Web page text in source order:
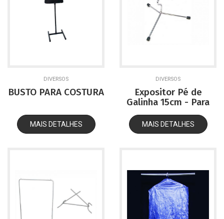
DIVERSOS
BUSTO PARA COSTURA
MAIS DETALHES
DIVERSOS
Expositor Pé de
Galinha 15cm - Para
Calçados
MAIS DETALHES